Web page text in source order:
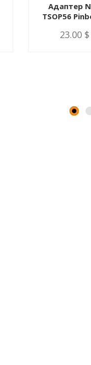
Адаптер
TSOP56
23.00 $